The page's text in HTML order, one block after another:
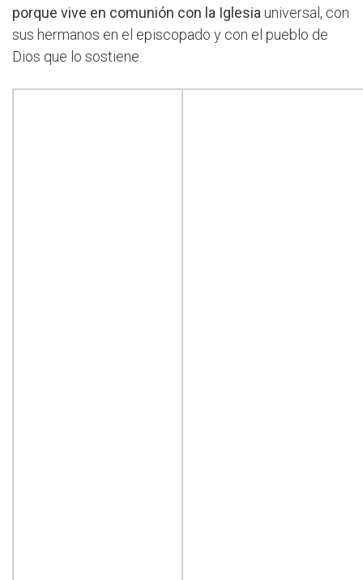
porque vive en comunión con la Iglesia universal, con
sus hermanos en el episcopado y con el pueblo de
Dios que lo sostiene.